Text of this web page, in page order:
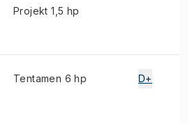
Projekt 1,5 hp
Tentamen 6 hp D+